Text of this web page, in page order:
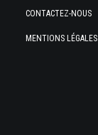
CONTACTEZ-NOUS
MENTIONS LÉGALES